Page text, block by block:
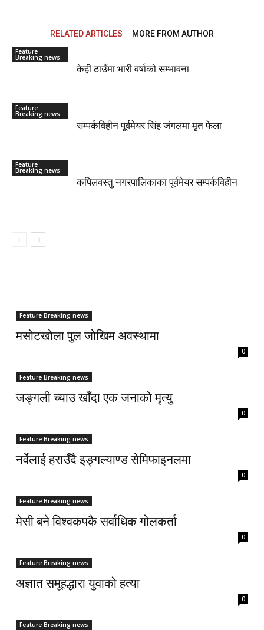
RELATED ARTICLES MORE FROM AUTHOR
Feature
Breaking news
केही ठाउँमा भारी वर्षाको सम्भावना
Feature
Breaking news
सम्पर्कविहीन पूर्वमेयर सिंह जंगलमा मृत फेला
Feature
Breaking news
कपिलवस्तु नगरपालिकाका पूर्वमेयर सम्पर्कविहीन
Feature Breaking news
मसोटखोला पुल जोखिम अवस्थामा
0
Feature Breaking news
जङ्गली च्याउ खाँदा एक जनाको मृत्यु
0
Feature Breaking news
नर्वेलाई हराउँदै इङ्गल्याण्ड सेमिफाइनलमा
0
Feature Breaking news
मेसी बने विश्वकपकै सर्वाधिक गोलकर्ता
0
Feature Breaking news
अज्ञात समूहद्धारा युवाको हत्या
0
Feature Breaking news